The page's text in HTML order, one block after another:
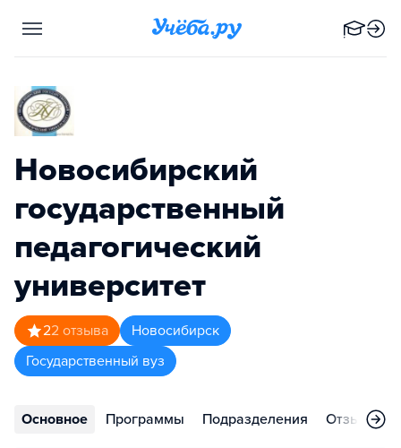
Новосибирский
государственный
педагогический
университет
22 отзыва
Новосибирск
Государственный вуз
Основное Программы Подразделения Отзывы